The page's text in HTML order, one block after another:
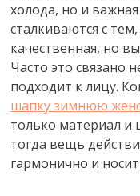
холода, но и
сталкиваются с
качественная, но
Часто это связано
подходит к лицу.
шапку зимнюю
только материал
тогда вещь
гармонично и